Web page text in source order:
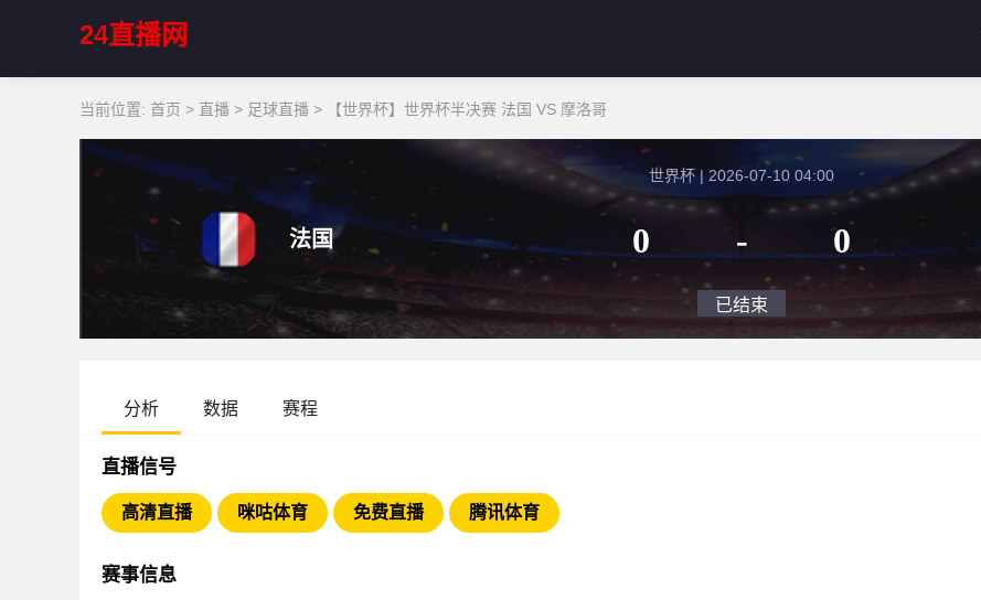
24直播网
当前位置: 首页 > 直播 > 足球直播 > 【世界杯】世界杯半决赛 法国 VS 摩洛哥
法国
世界杯 | 2026-07-10 04:00
0 - 0
已结束
分析 数据 赛程
直播信号
高清直播 咪咕体育 免费直播 腾讯体育
赛事信息